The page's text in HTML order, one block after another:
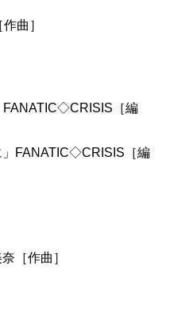
曲］
FANATIC◇CRISIS［編
」FANATIC◇CRISIS［編
［作曲］